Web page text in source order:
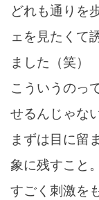
どれも通りを
ェを見たくて
ました（笑）
こういうのっ
せるんじゃな
まずは目に留
象に残すこと。
すごく刺激を